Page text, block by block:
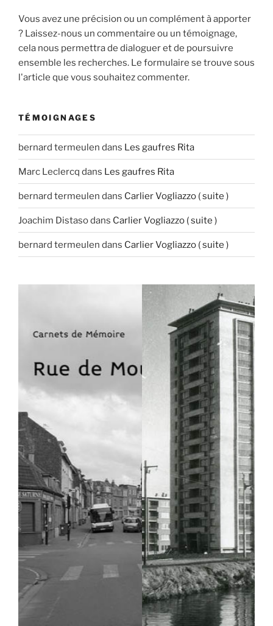
Vous avez une précision ou un complément à apporter
? Laissez-nous un commentaire ou un témoignage,
cela nous permettra de dialoguer et de poursuivre
ensemble les recherches. Le formulaire se trouve sous
l'article que vous souhaitez commenter.
TÉMOIGNAGES
bernard termeulen dans Les gaufres Rita
Marc Leclercq dans Les gaufres Rita
bernard termeulen dans Carlier Vogliazzo ( suite )
Joachim Distasodans Carlier Vogliazzo ( suite )
bernard termeulen dans Carlier Vogliazzo ( suite )